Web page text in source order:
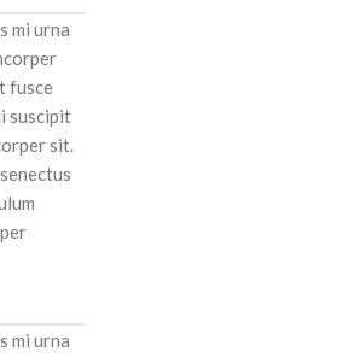
mi urna
fusce
suscipit
sit.
mi urna